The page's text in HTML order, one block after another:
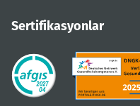
Sertifikasyonlar